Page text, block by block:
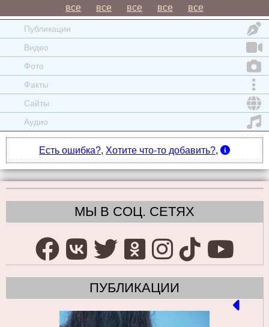
все все все все все
Публикации
Видео
Фото
Факты
Сайты
Аудио
Есть ошибка?, Хотите что-то добавить?,
МЫ В СОЦ. СЕТЯХ
ПУБЛИКАЦИИ